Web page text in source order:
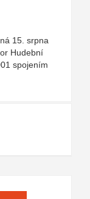
15. srpna
Hudební
spojením